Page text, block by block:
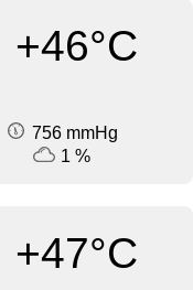
+46°C
756 mmHg
1 %
+47°C